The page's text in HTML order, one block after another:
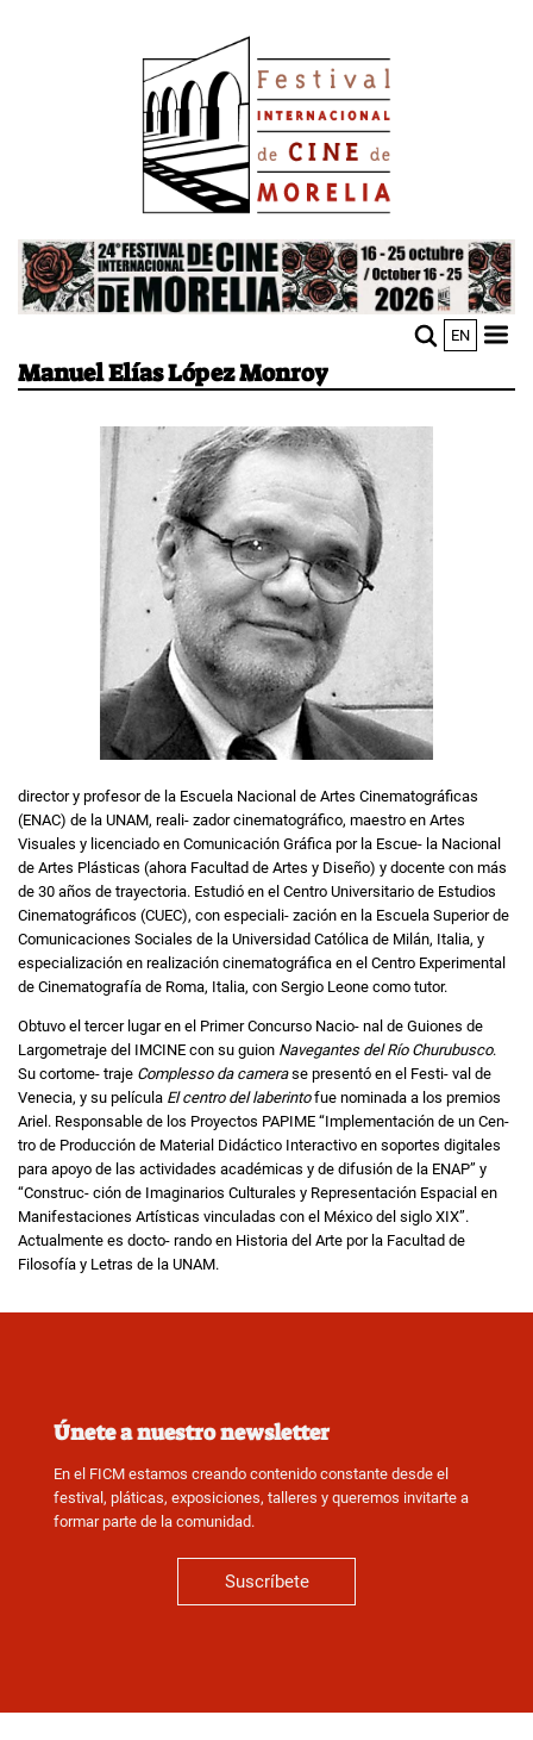
Image
EN
menu
Manuel Elías López Monroy
director y profesor de la Escuela Nacional de Artes Cinematográficas
(ENAC) de la UNAM, reali- zador cinematográfico, maestro en Artes
Visuales y licenciado en Comunicación Gráfica por la Escue- la Nacional
de Artes Plásticas (ahora Facultad de Artes y Diseño) y docente con más
de 30 años de trayectoria. Estudió en el Centro Universitario de Estudios
Cinematográficos (CUEC), con especiali- zación en la Escuela Superior de
Comunicaciones Sociales de la Universidad Católica de Milán, Italia, y
especialización en realización cinematográfica en el Centro Experimental
de Cinematografía de Roma, Italia, con Sergio Leone como tutor.
Obtuvo el tercer lugar en el Primer Concurso Nacio- nal de Guiones de
Largometraje del IMCINE con su guion Navegantes del Río Churubusco.
Su cortome- traje Complesso da camerase presentó en el Festi- val de
Venecia, y su película El centro del laberintofue nominada a los premios
Ariel. Responsable de los Proyectos PAPIME “Implementación de un Cen-
tro de Producción de Material Didáctico Interactivo en soportes digitales
para apoyo de las actividades académicas y de difusión de la ENAP” y
“Construc- ción de Imaginarios Culturales y Representación Espacial en
Manifestaciones Artísticas vinculadas con el México del siglo XIX”.
Actualmente es docto- rando en Historia del Arte por la Facultad de
Filosofía y Letras de la UNAM.
Únete a nuestro newsletter
En el FICM estamos creando contenido constante desde el
festival, pláticas, exposiciones, talleres y queremos invitarte a
formar parte de la comunidad.
Suscríbete